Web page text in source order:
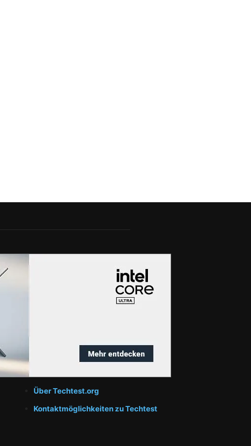
Über Techtest.org
Kontaktmöglichkeiten zu Techtest